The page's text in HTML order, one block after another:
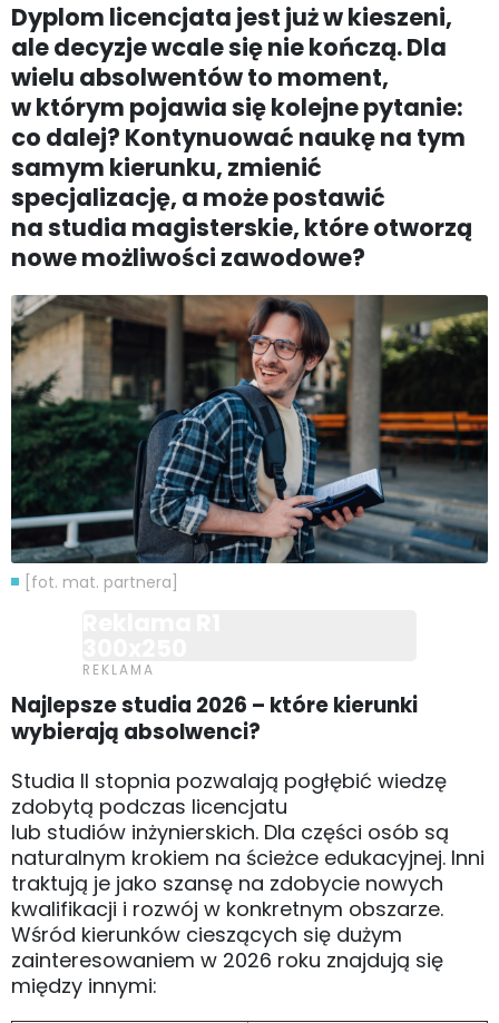
Dyplom licencjata jest już w kieszeni,
ale decyzje wcale się nie kończą. Dla
wielu absolwentów to moment,
w którym pojawia się kolejne pytanie:
co dalej? Kontynuować naukę na tym
samym kierunku, zmienić
specjalizację, a może postawić
na studia magisterskie, które otworzą
nowe możliwości zawodowe?
[fot. mat. partnera]
Najlepsze studia 2026 – które kierunki
wybierają absolwenci?
Studia II stopnia pozwalają pogłębić wiedzę
zdobytą podczas licencjatu
lub studiów inżynierskich. Dla części osób są
naturalnym krokiem na ścieżce edukacyjnej. Inni
traktują je jako szansę na zdobycie nowych
kwalifikacji i rozwój w konkretnym obszarze.
Wśród kierunków cieszących się dużym
zainteresowaniem w 2026 roku znajdują się
między innymi: